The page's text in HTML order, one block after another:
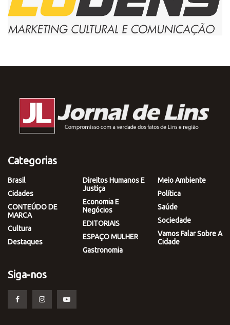
Categorias
Brasil
Cidades
CONTEÚDO DE
MARCA
Cultura
Destaques
Direitos Humanos E
Justiça
Economia E
Negócios
EDITORIAIS
ESPAÇO MULHER
Gastronomia
Meio Ambiente
Política
Saúde
Sociedade
Vamos Falar Sobre A
Cidade
Siga-nos